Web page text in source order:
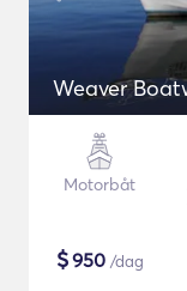
Weaver
Motorbåt
$950 /dag